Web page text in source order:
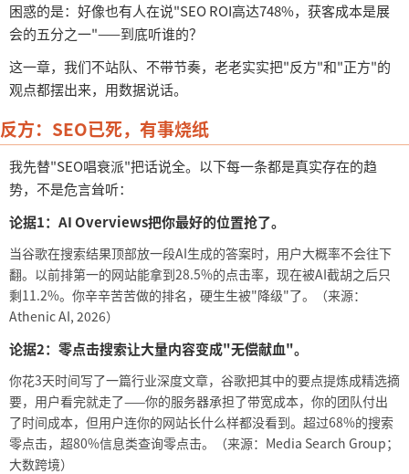
困惑的是：好像也有人在说"SEO ROI高达748%，获客成本是展
会的五分之一"——到底听谁的？
这一章，我们不站队、不带节奏，老老实实把"反方"和"正方"的
观点都摆出来，用数据说话。
反方： SEO已死，有事烧纸
我先替"SEO唱衰派"把话说全。以下每一条都是真实存在的趋
势，不是危言耸听：
论据1：AI Overviews把你最好的位置抢了。
当谷歌在搜索结果顶部放一段AI生成的答案时，用户大概率不会往下
翻。以前排第一的网站能拿到28.5%的点击率，现在被AI截胡之后只
剩11.2%。你辛辛苦苦做的排名，硬生生被"降级"了。（来源：
Athenic AI, 2026）
论据2：零点击搜索让大量内容变成"无偿献血"。
你花3天时间写了一篇行业深度文章，谷歌把其中的要点提炼成精选摘
要，用户看完就走了——你的服务器承担了带宽成本，你的团队付出
了时间成本，但用户连你的网站长什么样都没看到。超过68%的搜索
零点击，超80%信息类查询零点击。（来源：Media Search Group；
大数跨境）